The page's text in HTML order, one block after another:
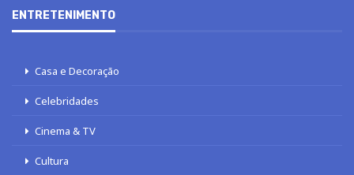
ENTRETENIMENTO
Casa e Decoração
Celebridades
Cinema & TV
Cultura